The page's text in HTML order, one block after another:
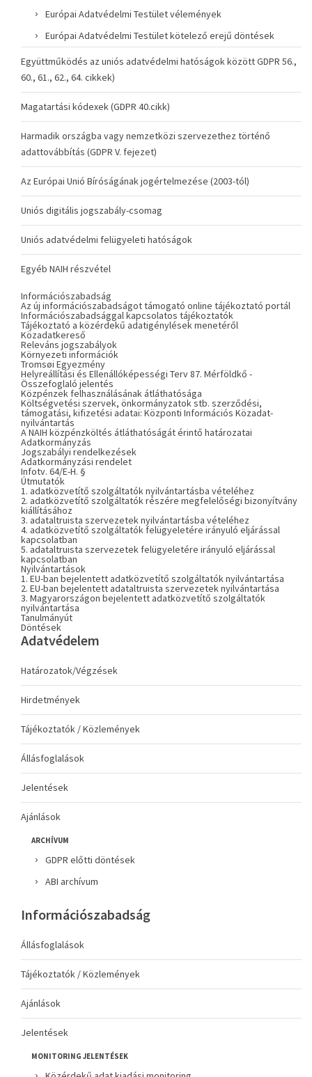
Európai Adatvédelmi Testület vélemények
Európai Adatvédelmi Testület kötelező erejű döntések
Együttműködés az uniós adatvédelmi hatóságok között GDPR 56.,
60., 61., 62., 64. cikkek)
Magatartási kódexek (GDPR 40.cikk)
Harmadik országba vagy nemzetközi szervezethez történő
adattovábbítás (GDPR V. fejezet)
Az Európai Unió Bíróságának jogértelmezése (2003-tól)
Uniós digitális jogszabály-csomag
Uniós adatvédelmi felügyeleti hatóságok
Egyéb NAIH részvétel
Információszabadság
Az új információszabadságot támogató online tájékoztató portál
Információszabadsággal kapcsolatos tájékoztatók
Tájékoztató a közérdekű adatigénylések menetéről
Közadatkereső
Releváns jogszabályok
Környezeti információk
Tromsøi Egyezmény
Helyreállítási és Ellenállóképességi Terv 87. Mérföldkő -
Összefoglaló jelentés
Közpénzek felhasználásának átláthatósága
Költségvetési szervek, önkormányzatok stb. szerződési,
támogatási, kifizetési adatai: Központi Információs Közadat-
nyilvántartás
A NAIH közpénzköltés átláthatóságát érintő határozatai
Adatkormányzás
Jogszabályi rendelkezések
Adatkormányzási rendelet
Infotv. 64/E-H. §
Útmutatók
1. adatközvetítő szolgáltatók nyilvántartásba vételéhez
2. adatközvetítő szolgáltatók részére megfelelőségi bizonyítvány
kiállításához
3. adataltruista szervezetek nyilvántartásba vételéhez
4. adatközvetítő szolgáltatók felügyeletére irányuló eljárással
kapcsolatban
5. adataltruista szervezetek felügyeletére irányuló eljárással
kapcsolatban
Nyilvántartások
1. EU-ban bejelentett adatközvetítő szolgáltatók nyilvántartása
2. EU-ban bejelentett adataltruista szervezetek nyilvántartása
3. Magyarországon bejelentett adatközvetítő szolgáltatók
nyilvántartása
Tanulmányút
Döntések
Adatvédelem
Határozatok/Végzések
Hirdetmények
Tájékoztatók / Közlemények
Állásfoglalások
Jelentések
Ajánlások
ARCHÍVUM
GDPR előtti döntések
ABI archívum
Információszabadság
Állásfoglalások
Tájékoztatók / Közlemények
Ajánlások
Jelentések
MONITORING JELENTÉSEK